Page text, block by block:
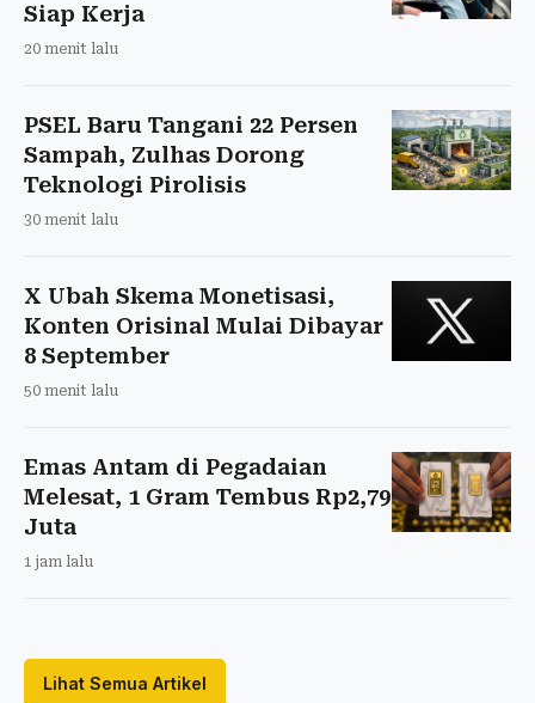
Siap Kerja
20 menit lalu
PSEL Baru Tangani 22 Persen
Sampah, Zulhas Dorong
Teknologi Pirolisis
30 menit lalu
X Ubah Skema Monetisasi,
Konten Orisinal Mulai Dibayar
8 September
50 menit lalu
Emas Antam di Pegadaian
Melesat, 1 Gram Tembus Rp2,79
Juta
1 jam lalu
Lihat Semua Artikel